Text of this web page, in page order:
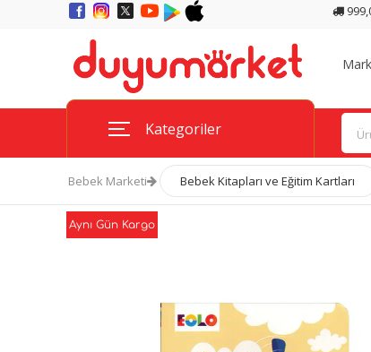
Kategoriler
Bebek Marketi Bebek Kitapları ve Eğitim Kartları
Aynı Gün Kargo